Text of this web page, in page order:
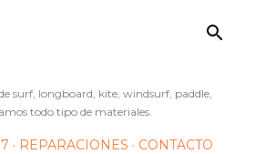
surf, longboard, kite, windsurf, paddle,
todo tipo de materiales.
REPARACIONES CONTACTO